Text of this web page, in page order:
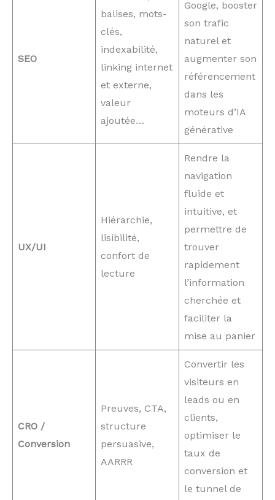
SEO
balises, mots-
clés,
indexabilité,
linking internet
et externe,
valeur
ajoutée…
Google, booster
son trafic
naturel et
augmenter son
référencement
dans les
moteurs d’IA
générative
UX/UI
Hiérarchie,
lisibilité,
confort de
lecture
Rendre la
navigation
fluide et
intuitive, et
permettre de
trouver
rapidement
l’information
cherchée et
faciliter la
mise au panier
CRO /
Conversion
Preuves, CTA,
structure
persuasive,
AARRR
Convertir les
visiteurs en
leads ou en
clients,
optimiser le
taux de
conversion et
le tunnel de